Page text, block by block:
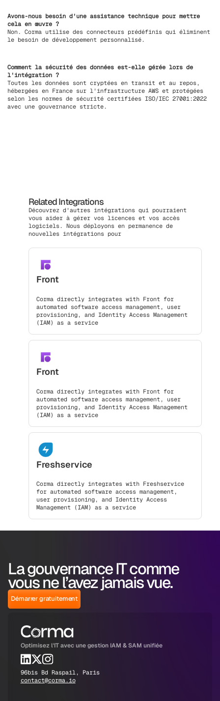
Avons-nous besoin d'une assistance technique pour mettre
cela en œuvre ?
Non. Corma utilise des connecteurs prédéfinis qui éliminent
le besoin de développement personnalisé.
Comment la sécurité des données est-elle gérée lors de
l'intégration ?
Toutes les données sont cryptées en transit et au repos,
hébergées en France sur l'infrastructure AWS et protégées
selon les normes de sécurité certifiées ISO/IEC 27001:2022
avec une gouvernance stricte.
Related Integrations
Découvrez d'autres intégrations qui pourraient
vous aider à gérer vos licences et vos accès
logiciels. Nous déployons en permanence de
nouvelles intégrations pour
Front
Corma directly integrates with Front for
automated software access management, user
provisioning, and Identity Access Management
(IAM) as a service
Front
Corma directly integrates with Front for
automated software access management, user
provisioning, and Identity Access Management
(IAM) as a service
Freshservice
Corma directly integrates with Freshservice
for automated software access management,
user provisioning, and Identity Access
Management (IAM) as a service
La gouvernance IT comme
vous ne l’avez jamais vue.
Démarrer gratuitement
Optimisez l'IT avec une gestion IAM & SAM unifiée
96bis Bd Raspail, Paris
contact@corma.io